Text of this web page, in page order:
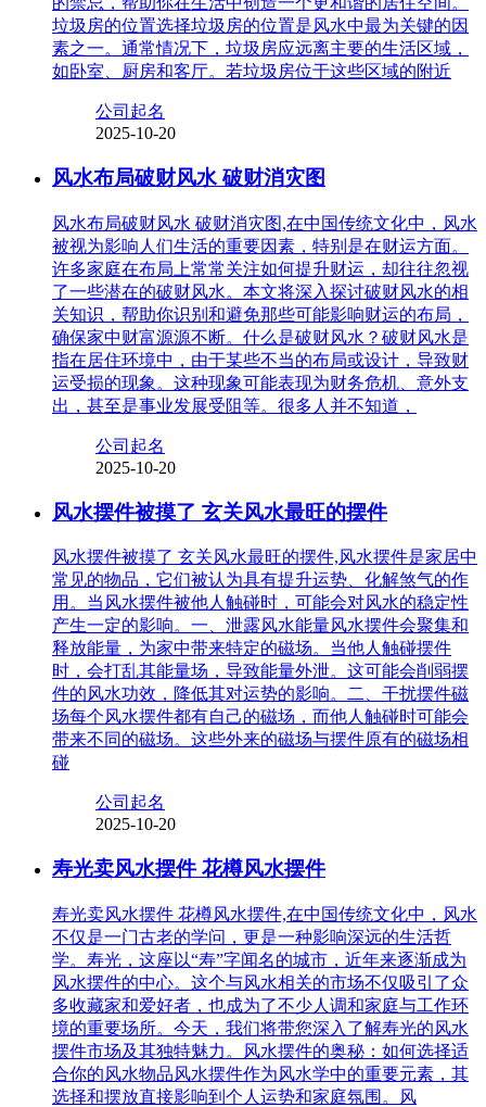
垃圾房的位置选择垃圾房的位置是风水中最为关键的因
素之一。通常情况下，垃圾房应远离主要的生活区域，
如卧室、厨房和客厅。若垃圾房位于这些区域的附近
公司起名
2025-10-20
风水布局破财风水 破财消灾图
风水布局破财风水 破财消灾图,在中国传统文化中，风水
被视为影响人们生活的重要因素，特别是在财运方面。
许多家庭在布局上常常关注如何提升财运，却往往忽视
了一些潜在的破财风水。本文将深入探讨破财风水的相
关知识，帮助你识别和避免那些可能影响财运的布局，
确保家中财富源源不断。什么是破财风水？破财风水是
指在居住环境中，由于某些不当的布局或设计，导致财
运受损的现象。这种现象可能表现为财务危机、意外支
出，甚至是事业发展受阻等。很多人并不知道，
公司起名
2025-10-20
风水摆件被摸了 玄关风水最旺的摆件
风水摆件被摸了 玄关风水最旺的摆件,风水摆件是家居中
常见的物品，它们被认为具有提升运势、化解煞气的作
用。当风水摆件被他人触碰时，可能会对风水的稳定性
产生一定的影响。一、泄露风水能量风水摆件会聚集和
释放能量，为家中带来特定的磁场。当他人触碰摆件
时，会打乱其能量场，导致能量外泄。这可能会削弱摆
件的风水功效，降低其对运势的影响。二、干扰摆件磁
场每个风水摆件都有自己的磁场，而他人触碰时可能会
带来不同的磁场。这些外来的磁场与摆件原有的磁场相
碰
公司起名
2025-10-20
寿光卖风水摆件 花樽风水摆件
寿光卖风水摆件 花樽风水摆件,在中国传统文化中，风水
不仅是一门古老的学问，更是一种影响深远的生活哲
学。寿光，这座以“寿”字闻名的城市，近年来逐渐成为
风水摆件的中心。这个与风水相关的市场不仅吸引了众
多收藏家和爱好者，也成为了不少人调和家庭与工作环
境的重要场所。今天，我们将带您深入了解寿光的风水
摆件市场及其独特魅力。风水摆件的奥秘：如何选择适
合你的风水物品风水摆件作为风水学中的重要元素，其
选择和摆放直接影响到个人运势和家庭氛围。风